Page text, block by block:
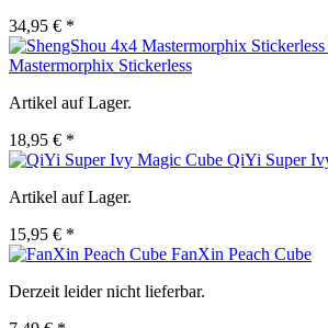
34,95 € *
Mastermorphix Stickerless
Artikel auf Lager.
18,95 € *
QiYi Super
Artikel auf Lager.
15,95 € *
FanXin Peach Cube
Derzeit leider nicht lieferbar.